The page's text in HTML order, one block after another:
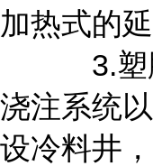
加热式的
3.塑胶
浇注系统
设冷料井